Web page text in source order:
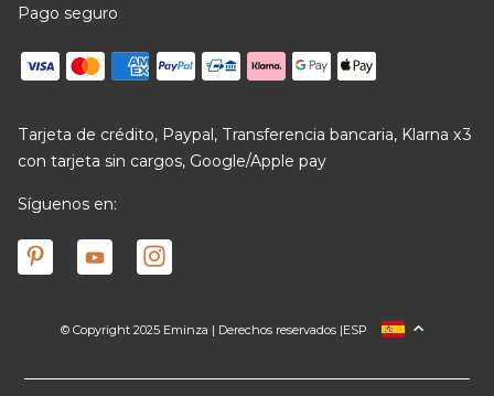
Pago seguro
Tarjeta de crédito, Paypal, Transferencia bancaria, Klarna x3
con tarjeta sin cargos, Google/Apple pay
Síguenos en:
© Copyright 2025 Eminza | Derechos reservados |
FRANCIAESP